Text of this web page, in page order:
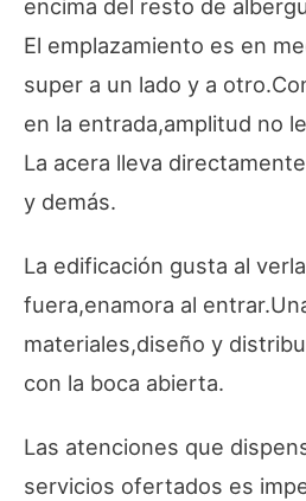
encima del resto de
El emplazamiento es en
super a un lado y a
en la entrada,amplitud no
La acera lleva
y demás.
La edificación gusta al
fuera,enamora al
materiales,diseño y
con la boca abierta.
Las atenciones que
servicios ofertados es